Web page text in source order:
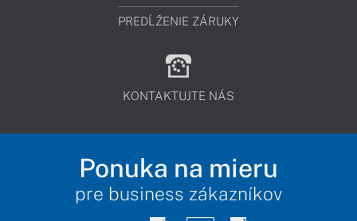
PREDĹŽENIE ZÁRUKY
KONTAKTUJTE NÁS
Ponuka na mieru
pre business zákazníkov